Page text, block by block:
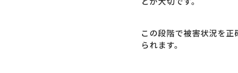
この段階で被害状況を
られます。